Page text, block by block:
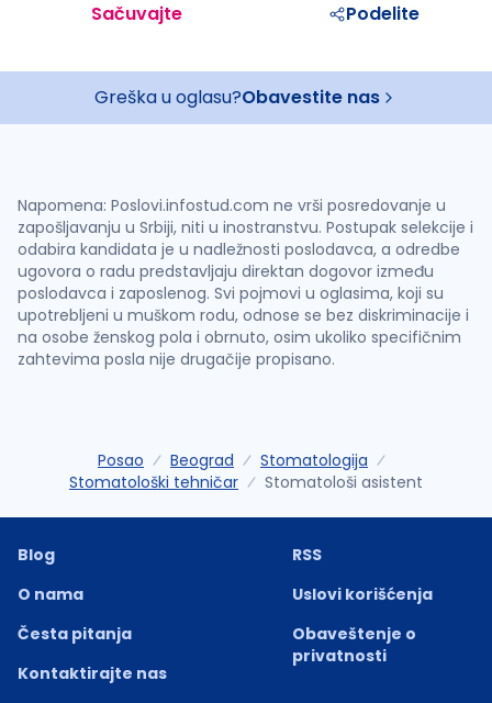
Sačuvajte Podelite
Greška u oglasu?Obavestite nas
Napomena: Poslovi.infostud.com ne vrši posredovanje u
zapošljavanju u Srbiji, niti u inostranstvu. Postupak selekcije i
odabira kandidata je u nadležnosti poslodavca, a odredbe
ugovora o radu predstavljaju direktan dogovor između
poslodavca i zaposlenog. Svi pojmovi u oglasima, koji su
upotrebljeni u muškom rodu, odnose se bez diskriminacije i
na osobe ženskog pola i obrnuto, osim ukoliko specifičnim
zahtevima posla nije drugačije propisano.
Posao Beograd
Stomatologija
Stomatološki tehničar
Stomatološi asistent
Blog
O nama
Česta pitanja
Kontaktirajte nas
RSS
Uslovi korišćenja
Obaveštenje o
privatnosti